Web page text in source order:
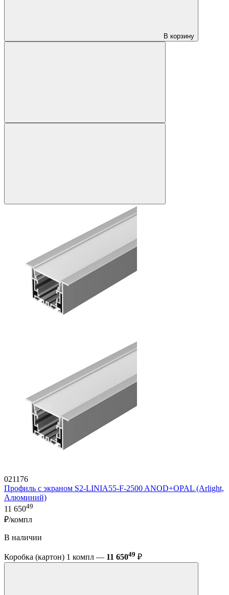
В корзину
021176
Профиль с экраном S2-LINIA55-F-2500 ANOD+OPAL (Arlight,
Алюминий)
11 65049
₽/компл
В наличии
Коробка (картон) 1 компл — 11 65049 ₽